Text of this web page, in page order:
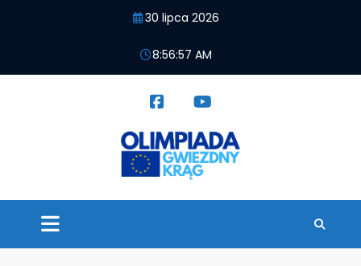
30 lipca 2026
8:56:58 AM